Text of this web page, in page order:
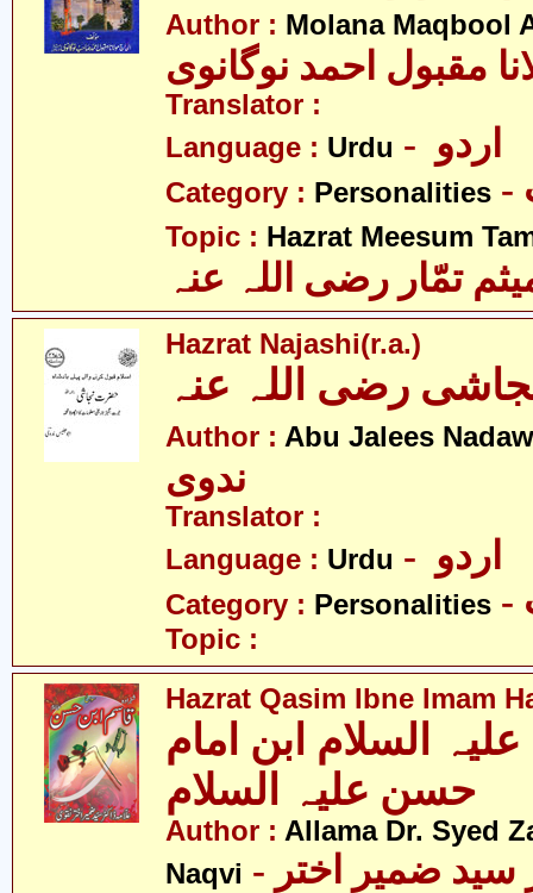
Author : Molana Maqbool
مقبول احمد نوگانوی
Translator :
Language : Urdu
Category : Personalities
Topic : Hazrat Meesum
تمّار رضی اللہ عنہ
Hazrat Najashi(r.a.)
رضی اللہ عنہ
Author : Abu Jalees
Translator :
Language : Urdu
Category : Personalities
Topic :
Hazrat Qasim Ibne Imam
السلام ابن امام
Author : Allama Dr. Syed
Naqvi - علامہ ڈاکٹر سید ضمیر اختر